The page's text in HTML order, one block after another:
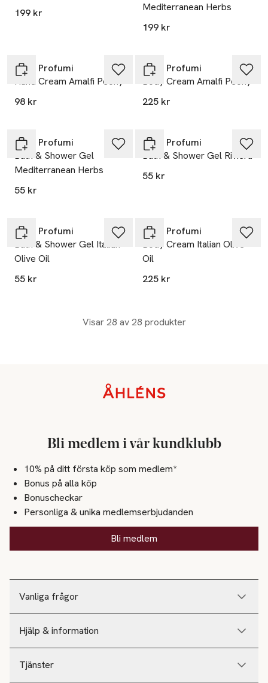
199 kr
Mediterranean Herbs
199 kr
Rudy Profumi
Hand Cream Amalfi Peony
98 kr
Rudy Profumi
Body Cream Amalfi Peony
225 kr
Rudy Profumi
Bath & Shower Gel
Mediterranean Herbs
55 kr
Rudy Profumi
Bath & Shower Gel Riviera
55 kr
Rudy Profumi
Bath & Shower Gel Italian
Olive Oil
55 kr
Rudy Profumi
Body Cream Italian Olive
Oil
225 kr
Visar 28 av 28 produkter
Vanliga frågor
Hjälp & information
Tjänster
Bli medlem i vår kundklubb
10% på ditt första köp som medlem*
Bonus på alla köp
Bonuscheckar
Personliga & unika medlemserbjudanden
Bli medlem